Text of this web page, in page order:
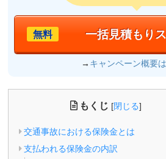
無料 一括見積もり
→ キャンペーン概要
もくじ [閉じる]
交通事故における保険金とは
支払われる保険金の内訳